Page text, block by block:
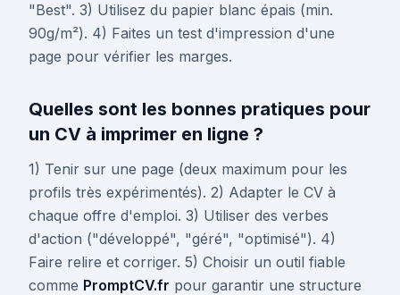
"Best". 3) Utilisez du papier blanc épais (min.
90g/m²). 4) Faites un test d'impression d'une
page pour vérifier les marges.
Quelles sont les bonnes pratiques pour
un CV à imprimer en ligne ?
1) Tenir sur une page (deux maximum pour les
profils très expérimentés). 2) Adapter le CV à
chaque offre d'emploi. 3) Utiliser des verbes
d'action ("développé", "géré", "optimisé"). 4)
Faire relire et corriger. 5) Choisir un outil fiable
comme PromptCV.fr pour garantir une structure